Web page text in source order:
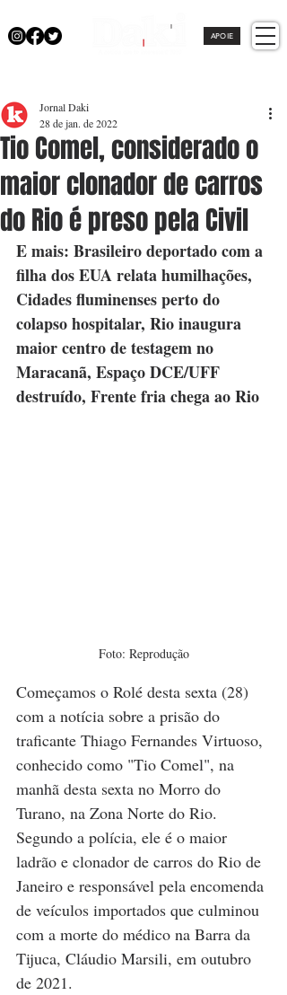
APOIE
Tio Comel, considerado o
maior clonador de carros
do Rio é preso pela Civil
Jornal Daki
28 de jan. de 2022
E mais: Brasileiro deportado com a
filha dos EUA relata humilhações,
Cidades fluminenses perto do
colapso hospitalar, Rio inaugura
maior centro de testagem no
Maracanã, Espaço DCE/UFF
destruído, Frente fria chega ao Rio
Foto: Reprodução
Começamos o Rolé desta sexta (28)
com a notícia sobre a prisão do
traficante Thiago Fernandes Virtuoso,
conhecido como "Tio Comel", na
manhã desta sexta no Morro do
Turano, na Zona Norte do Rio.
Segundo a polícia, ele é o maior
ladrão e clonador de carros do Rio de
Janeiro e responsável pela encomenda
de veículos importados que culminou
com a morte do médico na Barra da
Tijuca, Cláudio Marsili, em outubro
de 2021.